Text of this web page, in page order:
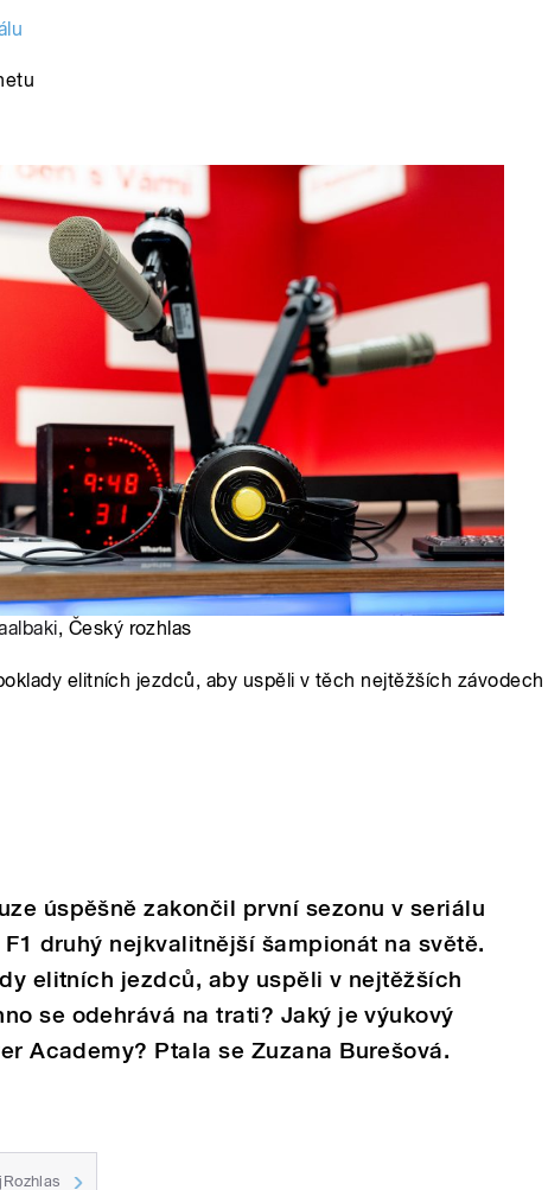
, Český rozhlas
elitních jezdců, aby uspěli v těch nejtěžších závodech
úspěšně zakončil první sezonu v seriálu
druhý nejkvalitnější šampionát na světě.
elitních jezdců, aby uspěli v nejtěžších
se odehrává na trati? Jaký je výukový
Academy? Ptala se Zuzana Burešová.